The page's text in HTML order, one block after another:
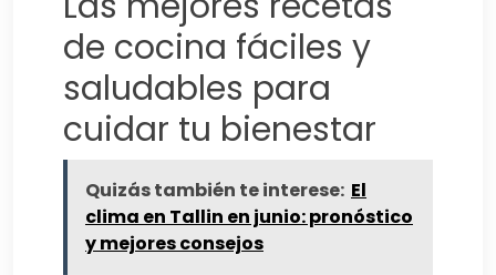
de cocina fáciles y
saludables para
cuidar tu bienestar
Quizás también te interese: El
clima en Tallin en junio: pronóstico
y mejores consejos